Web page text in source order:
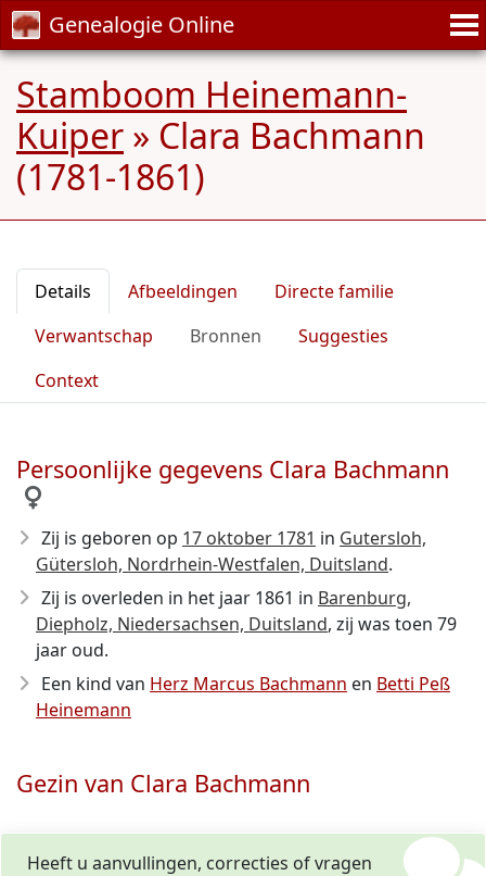
Genealogie Online
Stamboom Heinemann-
Kuiper » Clara Bachmann
(1781-1861)
Details Afbeeldingen
Directe familie
Verwantschap
Bronnen
Suggesties
Context
Persoonlijke gegevens Clara Bachmann
Zij is geboren op 17 oktober 1781 in Gutersloh,
Gütersloh, Nordrhein-Westfalen, Duitsland.
Zij is overleden in het jaar 1861 in Barenburg,
Diepholz, Niedersachsen, Duitsland, zij was toen 79
jaar oud.
Een kind van Herz Marcus Bachmann en Betti Peß
Heinemann
Gezin van Clara Bachmann
Heeft u aanvullingen, correcties of vragen